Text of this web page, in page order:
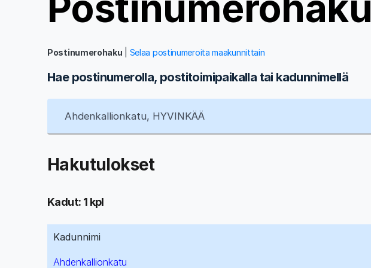
Postinumerohaku Selaa postinumeroita maakunnittain
Hae postinumerolla, postitoimipaikalla tai kadunnimellä
Hakutulokset
Kadut: 1 kpl
Kadunnimi
Ahdenkallionkatu